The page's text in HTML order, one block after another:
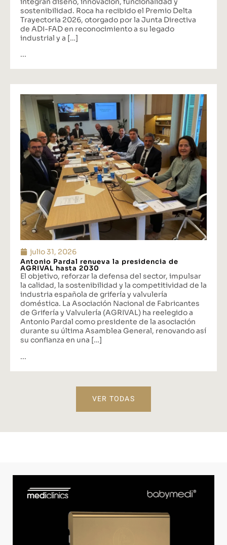
sostenibilidad. Roca ha recibido el Premio Delta
Trayectoria 2026, otorgado por la Junta Directiva
de ADI-FAD en reconocimiento a su legado
industrial y a […]
...
julio 31, 2026
Antonio Pardal renueva la presidencia de
AGRIVAL hasta 2030
El objetivo, reforzar la defensa del sector, impulsar
la calidad, la sostenibilidad y la competitividad de la
industria española de grifería y valvulería
doméstica. La Asociación Nacional de Fabricantes
de Grifería y Valvulería (AGRIVAL) ha reelegido a
Antonio Pardal como presidente de la asociación
durante su última Asamblea General, renovando así
su confianza en una […]
...
VER TODAS